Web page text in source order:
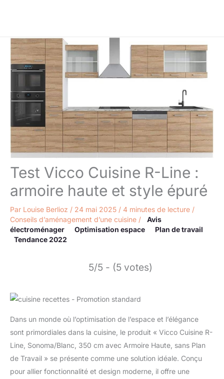
Test Vicco Cuisine R-Line :
armoire haute et style épuré
Par Louise Berlioz / 24 mai 2025 / 4 minutes de lecture /
Conseils d’aménagement d’une cuisine /
Avis
électroménager
Optimisation espace
Plan de travail
Tendance 2022
5/5 - (5 votes)
Dans un monde où l’optimisation de l’espace et l’élégance
sont primordiales dans la cuisine, le produit « Vicco Cuisine R-
Line, Sonoma/Blanc, 350 cm avec Armoire Haute, sans Plan
de Travail » se présente comme une solution idéale. Conçu
pour allier fonctionnalité et design moderne, il offre une